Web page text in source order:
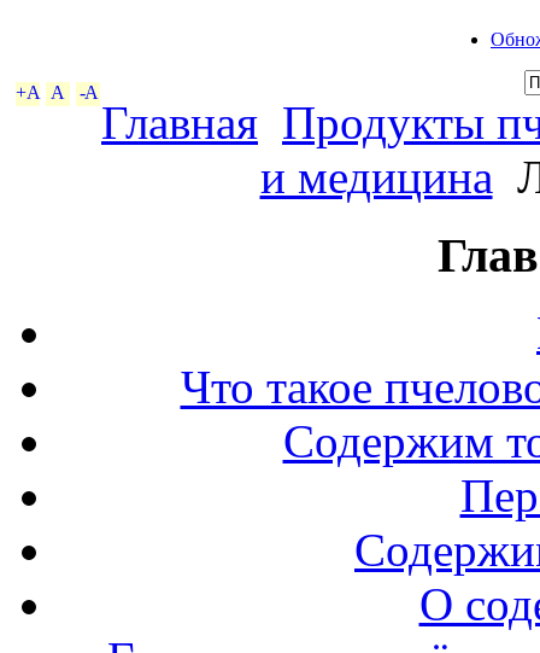
+A A -A
Главная Продукты
и медицина
Что такое
Содержим
О